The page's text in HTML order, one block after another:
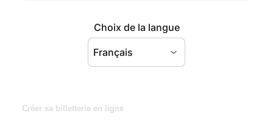
Créer sa billetterie en ligne